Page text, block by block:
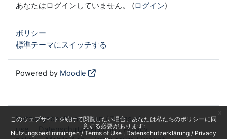
このウェブサイトを続けて閲覧したい場合、あなたは私たちのポリシーに同
意する必要があります:
Nutzungsbestimmungen / Terms of Use
Datenschutzerklärung / Privacy
あなたはログインしていません。 (ログイン)
ポリシー
標準テーマにスイッチする
Powered by Moodle
Nutzungsbestimmungen / Terms of
use
Datenschutzerklärung / Privacy